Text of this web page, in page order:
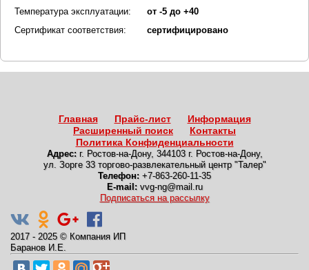
Температура эксплуатации:
от -5 до +40
Сертификат соответствия:
сертифицировано
Главная Прайс-лист
Информация
Расширенный поиск
Контакты
Политика Конфиденциальности
Адрес: г. Ростов-на-Дону, 344103 г. Ростов-на-Дону,
ул. Зорге 33 торгово-развлекательный центр "Талер"
Телефон: +7-863-260-11-35
E-mail: vvg-ng@mail.ru
Подписаться на рассылку
2017 - 2025 © Компания ИП
Баранов И.Е.